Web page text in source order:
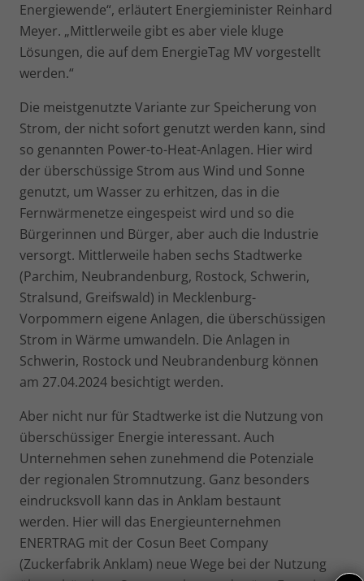
Energiewende“, erläutert Energieminister Reinhard
Meyer. „Mittlerweile gibt es aber viele kluge
Lösungen, die auf dem EnergieTag MV vorgestellt
werden.“
Die meistgenutzte Variante zur Speicherung von
Strom, der nicht sofort genutzt werden kann, sind
so genannten Power-to-Heat-Anlagen. Hier wird
der überschüssige Strom aus Wind und Sonne
genutzt, um Wasser zu erhitzen, das in die
Fernwärmenetze eingespeist wird und so die
Bürgerinnen und Bürger, aber auch die Industrie
versorgt. Mittlerweile haben sechs Stadtwerke
(Parchim, Neubrandenburg, Rostock, Schwerin,
Stralsund, Greifswald) in Mecklenburg-
Vorpommern eigene Anlagen, die überschüssigen
Strom in Wärme umwandeln. Die Anlagen in
Schwerin, Rostock und Neubrandenburg können
am 27.04.2024 besichtigt werden.
Aber nicht nur für Stadtwerke ist die Nutzung von
überschüssiger Energie interessant. Auch
Unternehmen sehen zunehmend die Potenziale
der regionalen Stromnutzung. Ganz besonders
eindrucksvoll kann das in Anklam bestaunt
werden. Hier will das Energieunternehmen
ENERTRAG mit der Cosun Beet Company
(Zuckerfabrik Anklam) neue Wege bei der Nutzung